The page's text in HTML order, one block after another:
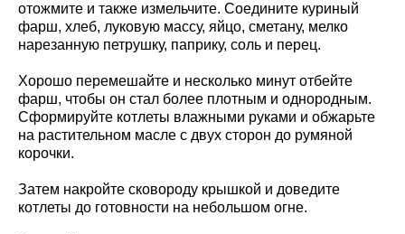
отожмите и также измельчите. Соедините куриный
фарш, хлеб, луковую массу, яйцо, сметану, мелко
нарезанную петрушку, паприку, соль и перец.
Хорошо перемешайте и несколько минут отбейте
фарш, чтобы он стал более плотным и однородным.
Сформируйте котлеты влажными руками и обжарьте
на растительном масле с двух сторон до румяной
корочки.
Затем накройте сковороду крышкой и доведите
котлеты до готовности на небольшом огне.